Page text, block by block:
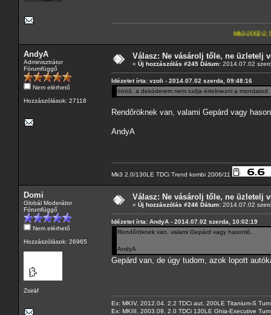
Mk3-2002-2,5-V6---A4-es
AndyA
Adminisztrátor
Fórumfüggő
Nem elérhető
Hozzászólások: 27118
Válasz: Ne vásárolj tőle, ne üzletelj
« Új hozzászólás #245 Dátum: 2014.07.02
Idézetet írta: vzoli - 2014.07.02 szerda, 09:48:16
öööö, a dekóderem nem tudja értelmezni a
Rendőröknek van, valami Gepárd vagy
AndyA
Mk3 2.0/130LE TDCi Trend kombi 2006/11
Domi
Globál Moderátor
Fórumfüggő
Nem elérhető
Hozzászólások: 26965
Zsiráf
Válasz: Ne vásárolj tőle, ne üzletelj
« Új hozzászólás #246 Dátum: 2014.07.02
Idézetet írta: AndyA - 2014.07.02 szerda, 10:02:19
Rendőröknek van, valami Gepárd vagy hasonló.
AndyA
Gepárd van, de úgy tudom, azok lopott
Ex: MKIV, 2012.04. 2.2 TDCi aut. 200LE Titanium-S
Ex: MKIII, 2003.09. 2.0 TDCi 130LE Ghia-Executive